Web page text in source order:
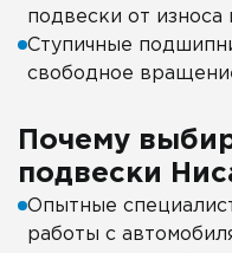
подвески от
Ступичные
свободное
Почему
подвески
Опытные
работы с